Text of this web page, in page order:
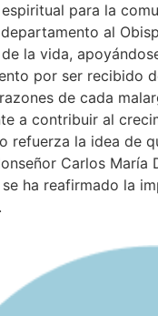
para la
al
la vida,
por ser recibido
de cada
a contribuir al
refuerza la idea de
Carlos
ha reafirmado la